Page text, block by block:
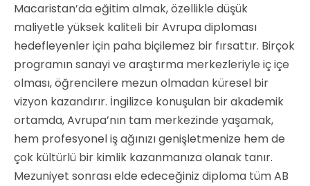
Macaristan’da eğitim almak, özellikle düşük
maliyetle yüksek kaliteli bir Avrupa diploması
hedefleyenler için paha biçilemez bir fırsattır. Birçok
programın sanayi ve araştırma merkezleriyle iç içe
olması, öğrencilere mezun olmadan küresel bir
vizyon kazandırır. İngilizce konuşulan bir akademik
ortamda, Avrupa’nın tam merkezinde yaşamak,
hem profesyonel iş ağınızı genişletmenize hem de
çok kültürlü bir kimlik kazanmanıza olanak tanır.
Mezuniyet sonrası elde edeceğiniz diploma tüm AB